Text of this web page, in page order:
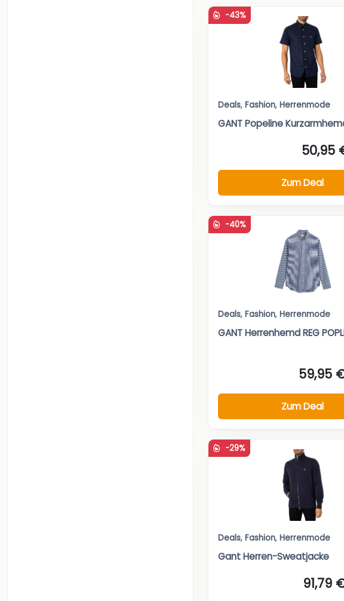
-43%
Deals, Fashion, Herrenmode
GANT Popeline
50,95
Zum Deal
-40%
Deals, Fashion, Herrenmode
GANT Herrenhemd REG
59,95
Zum Deal
-29%
Deals, Fashion, Herrenmode
Gant Herren-Sweatjacke
91,79